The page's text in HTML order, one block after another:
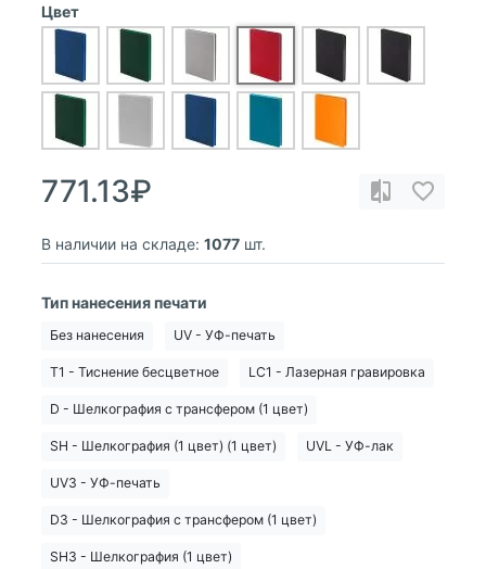
Цвет
771.13₽
В наличии на складе: 1077 шт.
Тип нанесения печати
Без нанесения UV - УФ-печать
T1 - Тиснение бесцветное LC1 - Лазерная гравировка
D - Шелкография с трансфером (1 цвет)
SH - Шелкография (1 цвет) (1 цвет) UVL - УФ-лак
UV3 - УФ-печать
D3 - Шелкография с трансфером (1 цвет)
SH3 - Шелкография (1 цвет)